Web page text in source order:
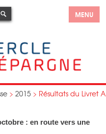
MENU
> 2015 > Résultats du Livret A
: en route vers une